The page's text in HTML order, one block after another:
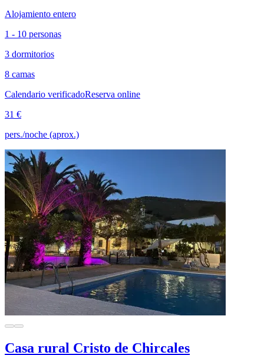
Alojamiento entero
1 - 10 personas
3 dormitorios
8 camas
Calendario verificadoReserva online
31 €
pers./noche (aprox.)
Casa rural Cristo de Chircales